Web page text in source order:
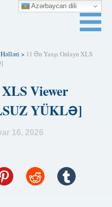
> 11 Ən Yaxşı Onlayn XLS
Viewer
YÜKLƏ]
16, 2026
Azərbaycan dili